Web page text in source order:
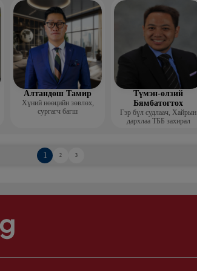
Алтандөш Тамир
Хүний нөөцийн зөвлөх,
сургагч багш
Түмэн-өлзий
Бямбатогтох
Гэр бүл судлаач, Хайрын
дархлаа ТББ захирал
1 2 3